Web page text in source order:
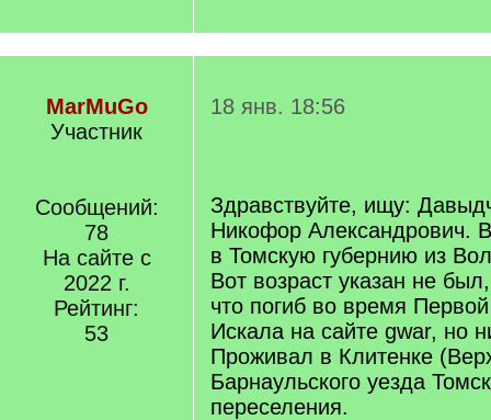
MarMuGo
Участник
Сообщений:
78
На сайте с
2022 г.
Рейтинг:
53
18 янв. 18:56
Здравствуйте, ищу:
Никофор Александрович.
в Томскую губернию из
Вот возраст указан не
что погиб во время
Искала на сайте gwar, но
Проживал в Клитенке
Барнаульского уезда
переселения.